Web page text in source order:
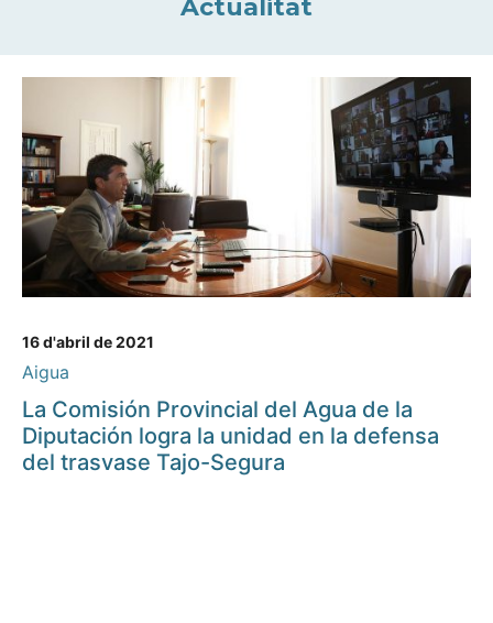
Actualitat
16 d'abril de 2021
Aigua
La Comisión Provincial del Agua de la
Diputación logra la unidad en la defensa
del trasvase Tajo-Segura